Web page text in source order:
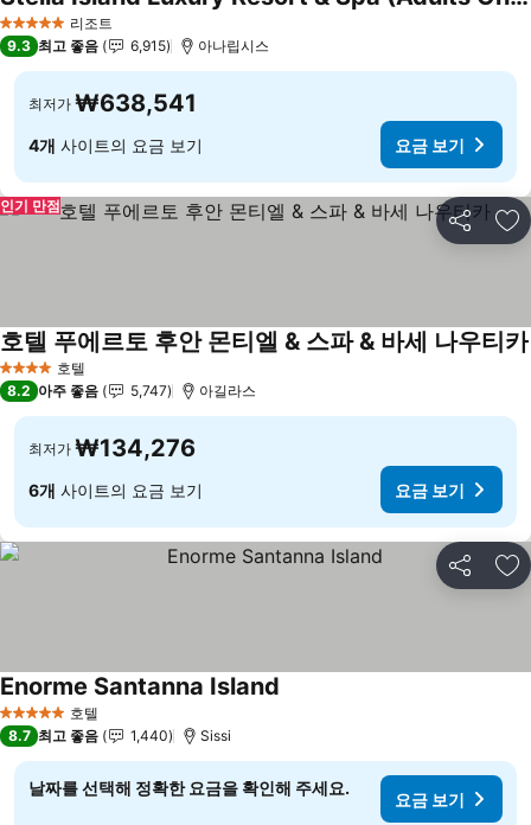
5 성급 리조트
요금 보기
9.3 최고 좋음 6,915 아나립시스
최저가 ₩638,541
4개 사이트의 요금 보기 요금 보기
공유 즐
인기 만점
4 성급 호텔
호텔 푸에르토 후안 몬티엘 & 스파 & 바세 나우티카
8.2 아주 좋음 5,747 아길라스
최저가 ₩134,276
6개 사이트의 요금 보기 요금 보기
공유 즐
5 성급 호텔
Enorme Santanna Island
8.7 최고 좋음 1,440 Sissi
날짜를 선택해 정확한 요금을 확인해 주세요.
요금 보기